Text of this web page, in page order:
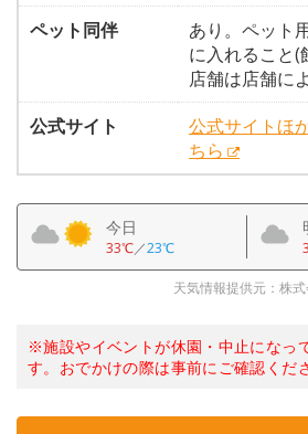
ペット同伴
あり。ペット
に入れること(
店舗は店舗に
公式サイト
公式サイトほ
ちら
今日
33℃／23℃
天気情報提供元：株
※施設やイベントが休園・中止になっ
す。おでかけの際は事前にご確認くだ